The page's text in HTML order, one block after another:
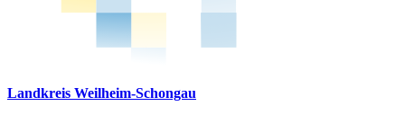
Landkreis Weilheim-Schongau